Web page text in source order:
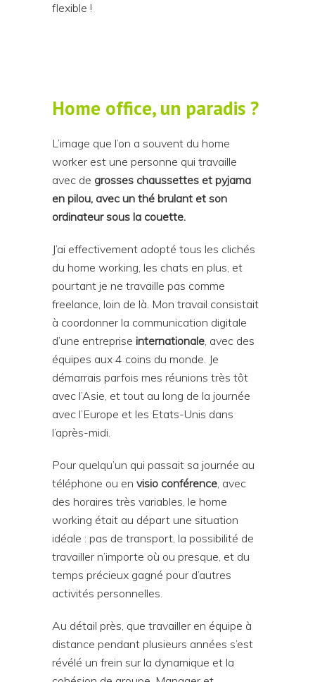
flexible !
Home office, un paradis ?
L’image que l’on a souvent du home
worker est une personne qui travaille
avec de grosses chaussettes et pyjama
en pilou, avec un thé brulant et son
ordinateur sous la couette.
J’ai effectivement adopté tous les clichés
du home working, les chats en plus, et
pourtant je ne travaille pas comme
freelance, loin de là. Mon travail consistait
à coordonner la communication digitale
d’une entreprise internationale, avec des
équipes aux 4 coins du monde. Je
démarrais parfois mes réunions très tôt
avec l’Asie, et tout au long de la journée
avec l’Europe et les Etats-Unis dans
l’après-midi.
Pour quelqu’un qui passait sa journée au
téléphone ou en visio conférence, avec
des horaires très variables, le home
working était au départ une situation
idéale : pas de transport, la possibilité de
travailler n’importe où ou presque, et du
temps précieux gagné pour d’autres
activités personnelles.
Au détail près, que travailler en équipe à
distance pendant plusieurs années s’est
révélé un frein sur la dynamique et la